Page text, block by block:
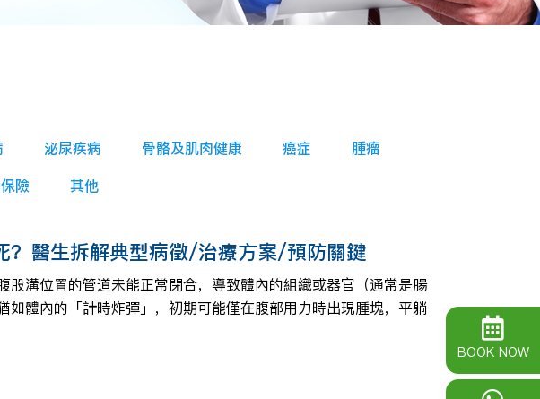
泌尿疾病 骨骼及肌肉健康 癌症
腫瘤
險 其他
？醫生拆解典型病徵/治療方案/預防關鍵
溝位置的管道未能正常閉合，導致體內的組織或器官（通常是腸
體內的「計時炸彈」，初期可能僅在腹部用力時出現腫塊，平躺
BOOK NOW